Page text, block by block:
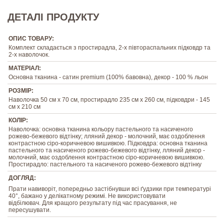
ДЕТАЛІ ПРОДУКТУ
ОПИС ТОВАРУ:
Комплект складається з простирадла, 2-х півтораспальних підковдр та
2-х наволочок.
МАТЕРІАЛ:
Основна тканина - сатин premium (100% бавовна), декор - 100 % льон
РОЗМІР:
Наволочка 50 см х 70 см, простирадло 235 см х 260 см, підковдри - 145
см х 210 см
КОЛІР:
Наволочка: основна тканина кольору пастельного та насиченого
рожево-бежевого відтінку; лляний декор - молочний, має оздоблення
контрастною сіро-коричневою вишивкою. Підковдра: основна тканина
пастельного та насиченого рожево-бежевого відтінку, лляний декор -
молочний, має оздоблення контрастною сіро-коричневою вишивкою.
Простирадло: пастельного та насиченого рожево-бежевого відтінку
ДОГЛЯД:
Прати навиворіт, попередньо застібнувши всі ґудзики при температурі
40°, бажано у делікатному режимі. Не використовувати
відбілювач. Для кращого результату під час прасування, не
пересушувати.